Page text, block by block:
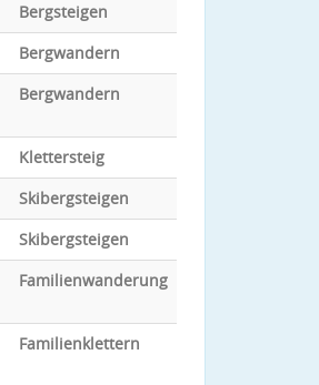
Bergsteigen
Bergwandern
Bergwandern
Klettersteig
Skibergsteigen
Skibergsteigen
Familienwanderung
Familienklettern